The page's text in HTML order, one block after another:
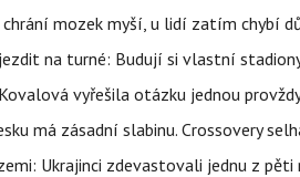
mozek myší, u lidí zatím chybí
na turné: Budují si vlastní
vyřešila otázku jednou
má zásadní slabinu. Crossovery
Ukrajinci zdevastovali jednu z